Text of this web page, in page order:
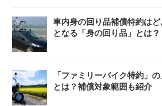
車内身の回り品補償特約は
となる「身の回り品」とは？
「ファミリーバイク特約」
とは？補償対象範囲も紹介